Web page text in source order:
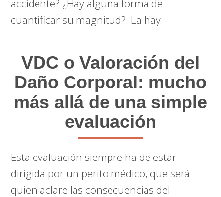
accidente? ¿Hay alguna forma de
cuantificar su magnitud?. La hay.
VDC o Valoración del
Daño Corporal: mucho
más allá de una simple
evaluación
Esta evaluación siempre ha de estar
dirigida por un perito médico, que será
quien aclare las consecuencias del